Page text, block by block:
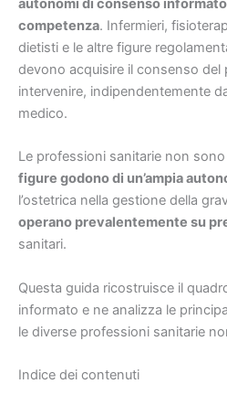
autonomi di consenso
competenza. Infermieri,
dietisti e le altre figure
devono acquisire il consenso del
intervenire, indipendentemente
medico.
Le professioni sanitarie non
figure godono di un’ampia
l’ostetrica nella gestione della
operano prevalentemente su
sanitari.
Questa guida ricostruisce il
informato e ne analizza le
le diverse professioni sanitarie
Indice dei contenuti